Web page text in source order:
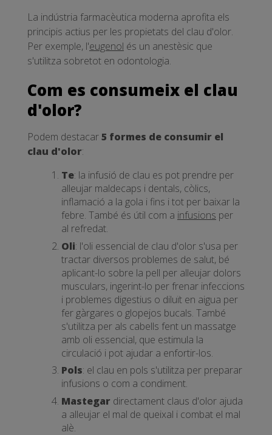
La indústria farmacèutica moderna aprofita els
principis actius per les propietats del clau d'olor.
Per exemple, l'eugenol és un anestèsic que
s'utilitza sobretot en odontologia.
Com es consumeix el clau
d'olor?
Podem destacar5 formes de consumir el
clau d'olor:
Te: la infusió de clau es pot prendre per
alleujar maldecaps i dentals, còlics,
inflamació a la gola i fins i tot per baixar la
febre. També és útil com a infusions per
al refredat.
Oli: l'oli essencial de clau d'olor s'usa per
tractar diversos problemes de salut, bé
aplicant-lo sobre la pell per alleujar dolors
musculars, ingerint-lo per frenar infeccions
i problemes digestius o diluït en aigua per
fer gàrgares o glopejos bucals. També
s'utilitza per als cabells fent un massatge
amb oli essencial, que estimula la
circulació i pot ajudar a enfortir-los.
Pols: el clau en pols s'utilitza per preparar
infusions o com a condiment.
Mastegar directament claus d'olor ajuda
a alleujar el mal de queixal i combat el mal
alè.